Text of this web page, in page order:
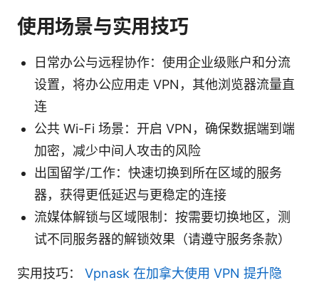
使用场景与实用技巧
日常办公与远程协作：使用企业级账户和分流
设置，将办公应用走 VPN，其他浏览器流量直
连
公共 Wi-Fi 场景：开启 VPN，确保数据端到端
加密，减少中间人攻击的风险
出国留学/工作：快速切换到所在区域的服务
器，获得更低延迟与更稳定的连接
流媒体解锁与区域限制：按需要切换地区，测
试不同服务器的解锁效果（请遵守服务条款）
实用技巧： Vpnask 在加拿大使用 VPN 提升隐